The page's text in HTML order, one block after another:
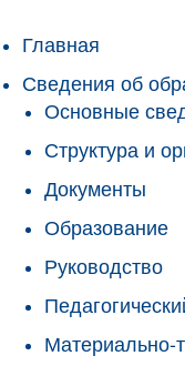
Главная
Сведения об
Основные
Структура и
Документы
Образование
Руководство
Материально-